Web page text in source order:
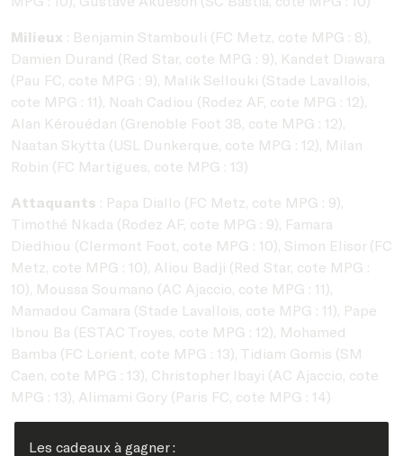
Milieux : Benjamin Stambouli (FC Metz, cote MPG : 8),
Damien Durand (Red Star, cote MPG : 9), Kandet Diawara
(Pau FC, cote MPG : 9), Malik Sellouki (Stade Lavallois,
cote MPG : 11), Noah Cadiou (Rodez AF, cote MPG : 12),
Alan Kérouédan (Grenoble Foot 38, cote MPG : 12),
Naatan Skytta (USL Dunkerque, cote MPG : 12), Milan
Robin (FC Martigues, cote MPG : 13)
Attaquants : Papa Diallo (FC Metz, cote MPG : 9),
Timothé Nkada (Rodez AF, cote MPG : 9), Famara
Diedhiou (Clermont Foot, cote MPG : 10), Simon Elisor (FC
Metz, cote MPG : 10), Aliou Badji (Red Star, cote MPG :
10), Moussa Soumano (AC Ajaccio, cote MPG : 11),
Mamadou Camara (Stade Lavallois, cote MPG : 11), Pape
Ibnou Ba (ESTAC Troyes, cote MPG : 12), Mohamed
Bamba (FC Lorient, cote MPG : 13), Tidiam Gomis (SM
Caen, cote MPG : 13), Christopher Ibayi (AC Ajaccio, cote
MPG : 13), Alimami Gory (Paris FC, cote MPG : 14)
Les cadeaux à gagner :